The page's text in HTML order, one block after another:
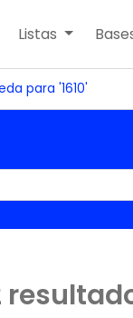
Listas
para '1610'
palabra clave